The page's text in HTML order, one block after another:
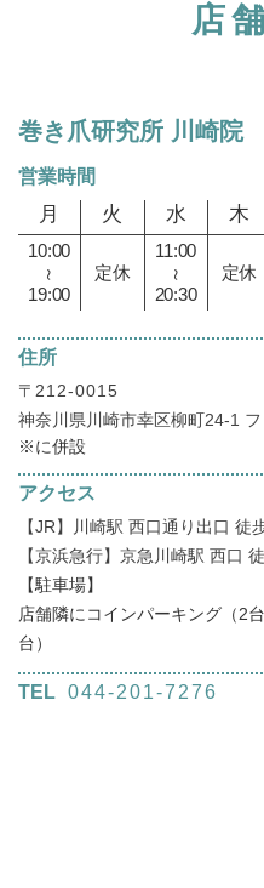
店
巻き爪研究所 川崎院
営業時間
月 火 水 木
10:00
～
19:00
定休
11:00
～
20:30
定休
住所
〒 212-0015
神奈川県川崎市幸区柳町24-1
※に併設
アクセス
【JR】川崎駅 西口通り出口 徒
【京浜急行】京急川崎駅 西口
【駐車場】
店舗隣にコインパーキング（2
台）
TEL 044-201-7276